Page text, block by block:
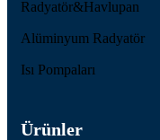
Radyatör&Havlupan
Alüminyum Radyatör
Isı Pompaları
Ürünler